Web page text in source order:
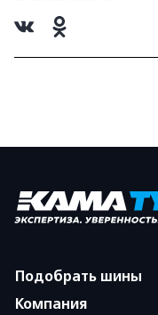
Подобрать шины
Компания